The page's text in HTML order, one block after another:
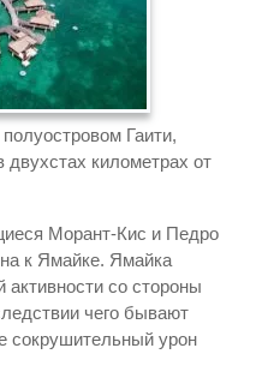
Гаити,
двухстах километрах от
Морант-Кис и Педро
к Ямайке. Ямайка
активности со стороны
чего бывают
сокрушительный урон